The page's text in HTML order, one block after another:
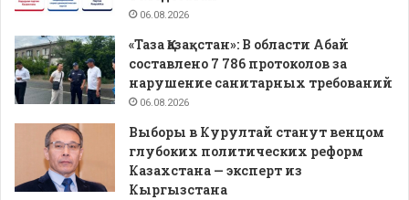
06.08.2026
«Таза Қазақстан»: В области Абай
составлено 7 786 протоколов за
нарушение санитарных требований
06.08.2026
Выборы в Курултай станут венцом
глубоких политических реформ
Казахстана — эксперт из
Кыргызстана